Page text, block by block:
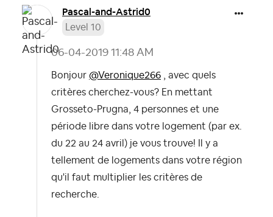
Pascal-and-Astrid0
Level 10
‎06-04-2019 11:48 AM
Bonjour @Veronique266 , avec quels
critères cherchez-vous? En mettant
Grosseto-Prugna, 4 personnes et une
période libre dans votre logement (par ex.
du 22 au 24 avril) je vous trouve! Il y a
tellement de logements dans votre région
qu'il faut multiplier les critères de
recherche.